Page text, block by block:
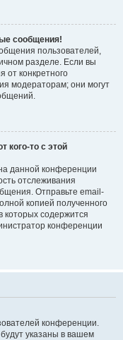
сообщения!
пользователей,
разделе. Если вы
от конкретного
модераторам; они могут
кого-то с этой
данной конференции
отслеживания
Отправьте email-
копией полученного
которых содержится
конференции
конференции.
указаны в вашем